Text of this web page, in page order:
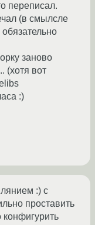
переписал.
(в смылсле
заново
(хотя вот
:)
:) с
проставить